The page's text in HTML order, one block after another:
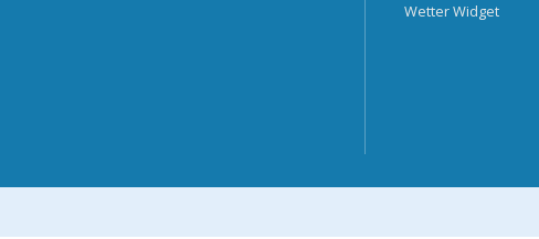
Wetter Widget